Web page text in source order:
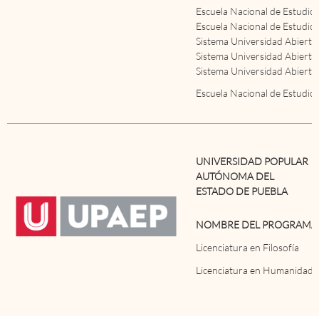
Escuela Nacional de
Escuela Nacional de
Sistema Universidad
Sistema Universidad
Sistema Universidad
Escuela Nacional de
UNIVERSIDAD POPULAR
AUTÓNOMA DEL
ESTADO DE PUEBLA
NOMBRE DEL PROGRAMA
Licenciatura en Filosofía
Licenciatura en